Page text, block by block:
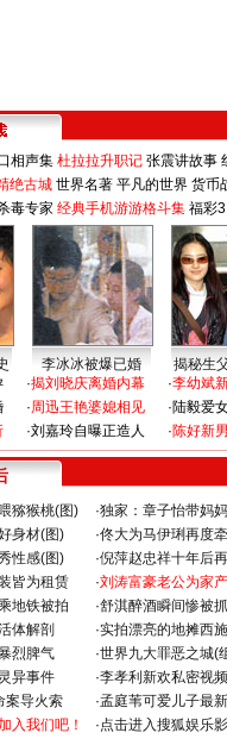
相声集 杜拉拉升职记 张震讲故事
绝古城 世界名著 平凡的世界 货币
毒专家 经典手机游游格斗集 福彩
李冰冰被爆已婚
揭秘生
·揭刘晓庆离婚内幕
·周迅王艳婆媳相见
·刘嘉玲自曝正造人
·李幼斌
·陆毅爱
·陈好新
猕猴桃(图) ·独家：章子怡带妈
身材(图) ·佟大为马伊琍再度
性感(图) ·倪萍赵忠祥十年后
皆为租赁 ·刘涛富豪老公为家
地铁被拍 ·舒淇醉酒瞬间惨被
体解剖 ·实拍漂亮的地摊西
烈脾气 ·世界九大罪恶之城(
异事件 ·李孝利新欢私密视
案导火索 ·孟庭苇可爱儿子最
入我们吧！ ·点击进入搜狐娱乐